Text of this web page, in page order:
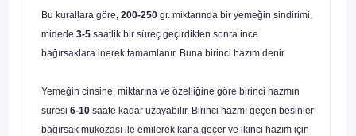
Bu kurallara göre, 200-250 gr. miktarında bir yemeğin sindirimi,
mide­de 3-5 saatlik bir süreç geçirdikten sonra ince
bağırsaklara inerek tamamla­nır. Buna birinci hazım denir
Yemeğin cinsine, miktarına ve özelliğine gö­re birinci hazmın
süresi 6-10 saate kadar uzayabilir. Birinci hazmı geçen besinler
bağırsak mukozası ile emilerek kana geçer ve ikinci hazım için